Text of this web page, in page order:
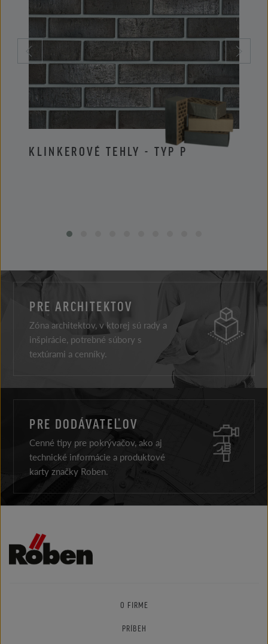
KLINKEROVÉ TEHLY - TYP P
PRE ARCHITEKTOV
Zóna architektov, v ktorej sú rady a
inšpirácie, potrebné súbory s
textúrami a cenníky.
PRE DODÁVATEĽOV
Cenné tipy pre pokrývačov, ako aj
technické informácie a produktové
karty značky Roben.
O FIRME
PRÍBEH